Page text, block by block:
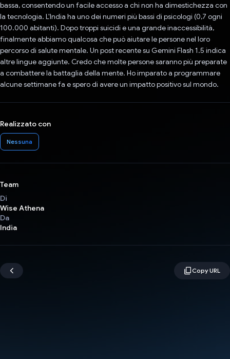
bassa, consentendo un facile accesso a chi non ha dimestichezza con
la tecnologia. L'India ha uno dei numeri più bassi di psicologi (0,7 ogni
100.000 abitanti). Dopo troppi suicidi e una grande inaccessibilità,
finalmente abbiamo qualcosa che può aiutare le persone nel loro
percorso di salute mentale. Un post recente su Gemini Flash 1.5 indica
altre lingue aggiunte. Credo che molte persone saranno più preparate
a combattere la battaglia della mente. Ho imparato a programmare
alcune settimane fa e spero di avere un impatto positivo sul mondo.
Realizzato con
Nessuna
Team
Di
Wise Athena
Da
India